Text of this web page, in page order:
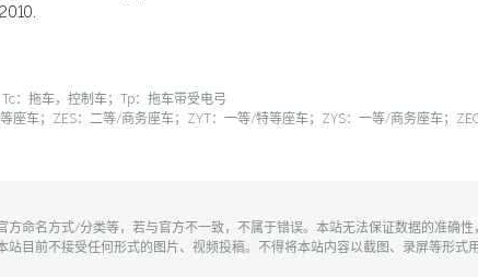
：拖车，控制车；Tp：拖车带受电弓
座车；ZES：二等/商务座车；ZYT：一等/特等座车；ZYS：一等/商务座车；
方命名方式/分类等，若与官方不一致，不属于错误。本站无法保证数据的准确
目前不接受任何形式的图片、视频投稿。不得将本站内容以截图、录屏等形式